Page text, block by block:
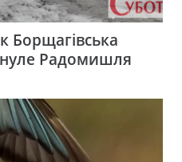
Борщагівська
Радомишля